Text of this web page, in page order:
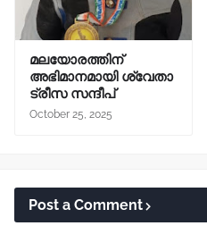
മലയോരത്തിന്
അഭിമാനമായി ശ്വേതാ
ട്രീസ സന്ദീപ്
October 25, 2025
Post a Comment